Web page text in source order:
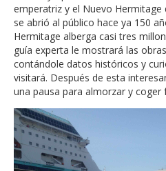
emperatriz y el Nuevo
se abrió al público hace ya 150
Hermitage alberga casi tres
guía experta le mostrará las
contándole datos históricos y
visitará. Después de esta
una pausa para almorzar y coger